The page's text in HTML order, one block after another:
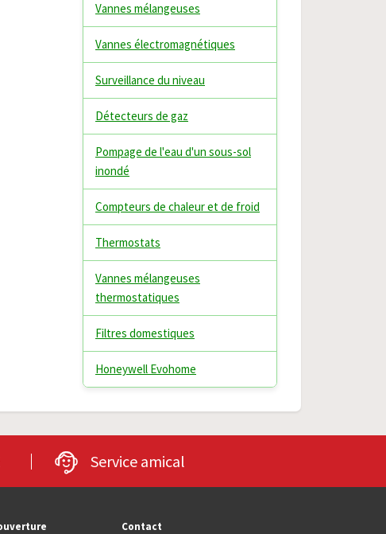
Vannes mélangeuses
Vannes électromagnétiques
Surveillance du niveau
Détecteurs de gaz
Pompage de l'eau d'un sous-sol
inondé
Compteurs de chaleur et de froid
Thermostats
Vannes mélangeuses
thermostatiques
Filtres domestiques
Honeywell Evohome
Service amical
Contact